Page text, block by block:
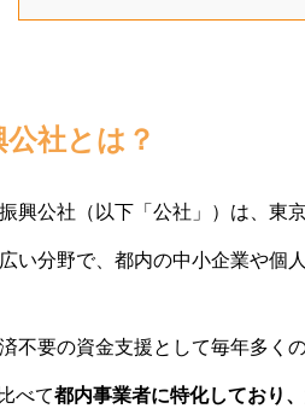
社とは？
興公社（以下「公社」）は、東
い分野で、都内の中小企業や個
不要の資金支援として毎年多く
べて都内事業者に特化しており